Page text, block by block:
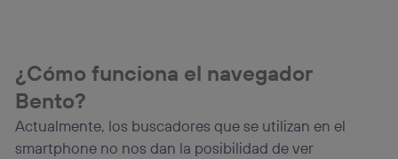
¿Cómo funciona el navegador
Bento?
Actualmente, los buscadores que se utilizan en el
smartphone no nos dan la posibilidad de ver